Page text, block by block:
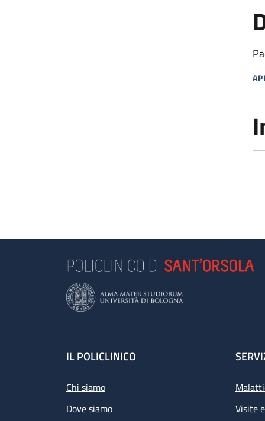
Footer
IL POLICLINICO
Chi siamo
Dove siamo
Visite